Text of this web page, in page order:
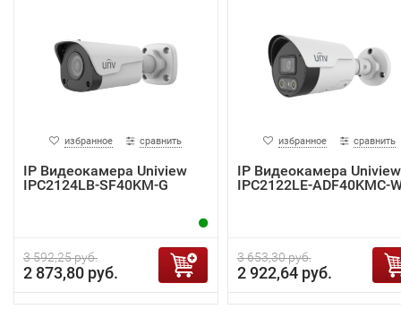
избранное сравнить
IP Видеокамера Uniview
IPC2124LB-SF40KM-G
3 592,25 руб.
2 873,80 руб.
избранное сравнить
IP Видеокамера Uniview
IPC2122LE-ADF40KMC-
3 653,30 руб.
2 922,64 руб.